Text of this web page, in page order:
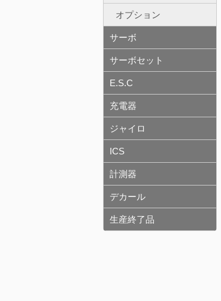
オプション
サーボ
サーボセット
E.S.C
充電器
ジャイロ
ICS
計測器
デカール
生産終了品